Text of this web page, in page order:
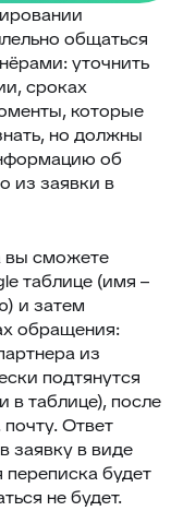
фильтре
общаться
уточнить
сроках
которые
но должны
об
из заявки в
вы сможете
таблице (имя –
и затем
обращения:
из
подтянутся
в таблице), после
Ответ
заявку в виде
будет
не будет.